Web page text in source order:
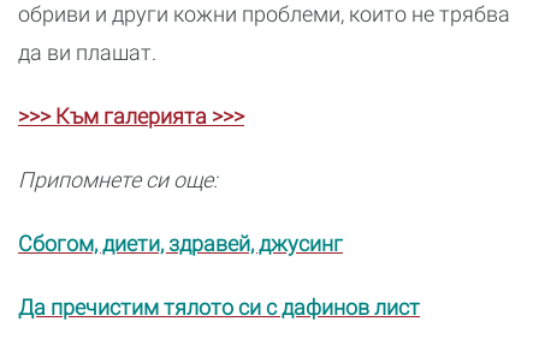
обриви и други кожни проблеми, които не трябва
да ви плашат.
>>> Към галерията >>>
Припомнете си още:
Сбогом, диети, здравей, джусинг
Да пречистим тялото си с дафинов лист